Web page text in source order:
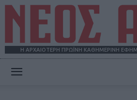
Η ΑΡΧΑΙΟΤΕΡΗ ΠΡΩΪΝΗ ΚΑΘΗΜΕΡΙΝΗ